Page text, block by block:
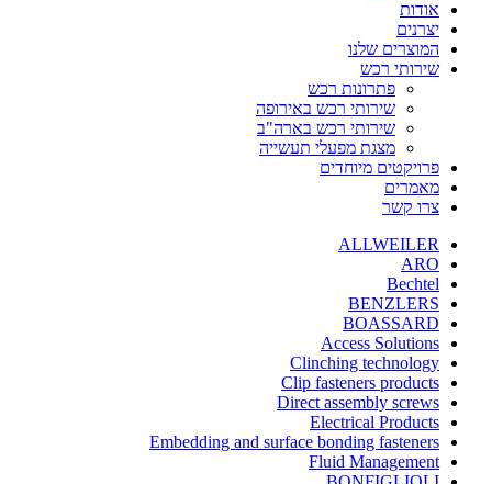
אודות
יצרנים
המוצרים שלנו
שירותי רכש
פתרונות רכש
שירותי רכש באירופה
שירותי רכש בארה"ב
מצגת מפעלי תעשייה
פרויקטים מיוחדים
מאמרים
צרו קשר
ALLWEILER
ARO
Bechtel
BENZLERS
BOASSARD
Access Solutions
Clinching technology
Clip fasteners products
Direct assembly screws
Electrical Products
Embedding and surface bonding fasteners
Fluid Management